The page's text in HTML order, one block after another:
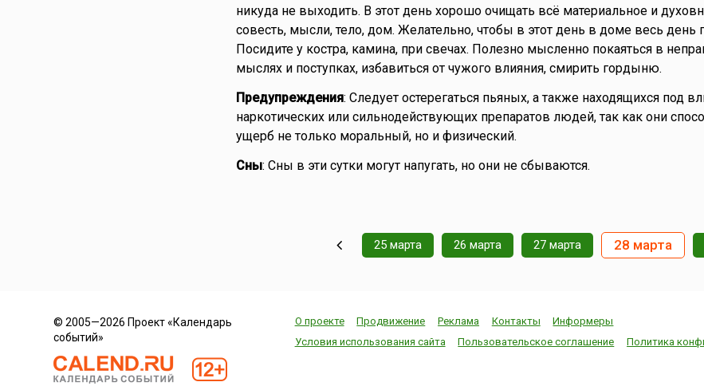
никуда не выходить. В этот день хорошо очищать всё материальное и
совесть, мысли, тело, дом. Желательно, чтобы в этот день в доме весь день
Посидите у костра, камина, при свечах. Полезно мысленно покаяться в
мыслях и поступках, избавиться от чужого влияния, смирить гордыню.
Предупреждения: Следует остерегаться пьяных, а также находящихся под
наркотических или сильнодействующих препаратов людей, так как они
ущерб не только моральный, но и физический.
Сны: Сны в эти сутки могут напугать, но они не сбываются.
25 марта 26 марта 27 марта 28 марта
© 2005—2026 Проект «Календарь
событий»
О проекте Продвижение Реклама Контакты
Информеры
Условия использования сайта
Пользовательское соглашение Политика